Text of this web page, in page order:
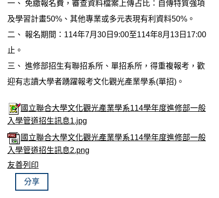
一、 免繳報名費，審查資料檔案上傳占比：自傳特質強項
及學習計畫50%、其他專業或多元表現有利資料50%。
二、 報名期間：114年7月30日9:00至114年8月13日17:00
止。
三、 進修部招生有聯招系所、單招系所，得重複報考，歡
迎有志讀大學者踴躍報考文化觀光產業學系(單招)。
國立聯合大學文化觀光產業學系114學年度進修部一般
入學管道招生訊息1.jpg
國立聯合大學文化觀光產業學系114學年度進修部一般
入學管道招生訊息2.png
友善列印
分享